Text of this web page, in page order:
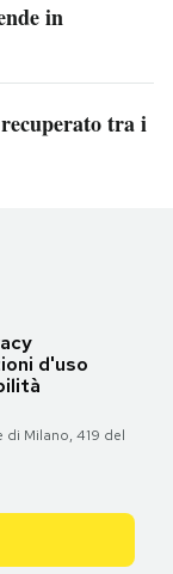
in
tra i
d'uso
di Milano, 419 del